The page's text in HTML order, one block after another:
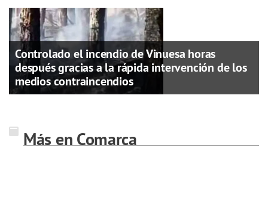
Controlado el incendio de Vinuesa horas
después gracias a la rápida intervención de los
medios contraincendios
Más en Comarca